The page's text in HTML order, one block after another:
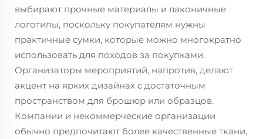
выбирают прочные материалы и лаконичные
логотипы, поскольку покупателям нужны
практичные сумки, которые можно многократно
использовать для походов за покупками.
Организаторы мероприятий, напротив, делают
акцент на ярких дизайнах с достаточным
пространством для брошюр или образцов.
Компании и некоммерческие организации
обычно предпочитают более качественные ткани,